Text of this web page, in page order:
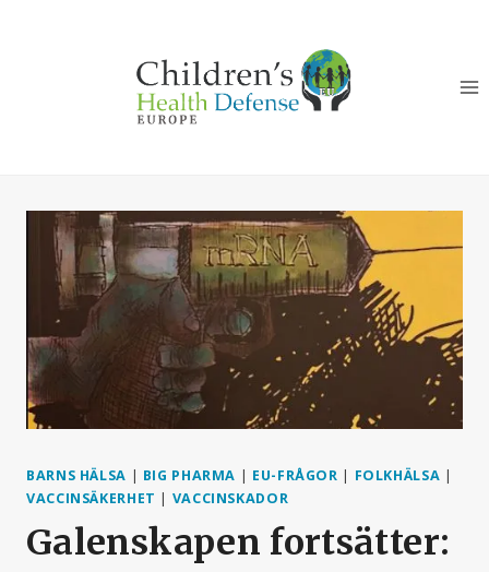
BARNS HÄLSA | BIG PHARMA | EU-FRÅGOR | FOLKHÄLSA |
VACCINSÄKERHET | VACCINSKADOR
Galenskapen fortsätter: